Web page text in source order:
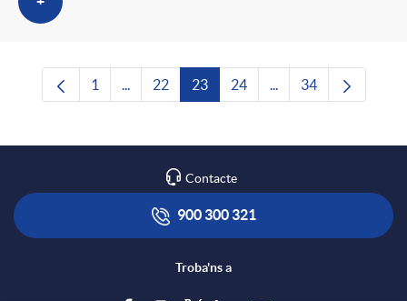
Pàgina
1 ...Pàgines intermèdies Utilitzeu TAB per
Pàgina
22 Pàgina
23 Pàgina
24 ...Pàgines intermèdies
Pàgina
34
Contacte
900 300 321
Troba'ns a